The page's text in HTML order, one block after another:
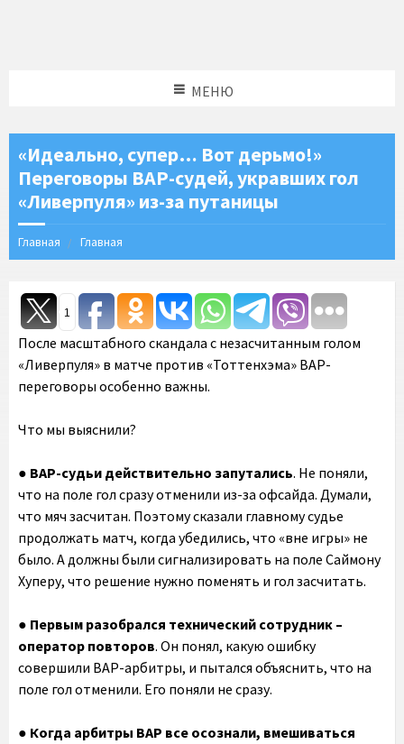
МЕНЮ
«Идеально, супер… Вот дерьмо!»
Переговоры ВАР-судей, укравших гол
«Ливерпуля» из-за путаницы
Главная Главная
1
После масштабного скандала с незасчитанным голом
«Ливерпуля» в матче против «Тоттенхэма» ВАР-
переговоры особенно важны.
Что мы выяснили?
● ВАР-судьи действительно запутались. Не поняли,
что на поле гол сразу отменили из-за офсайда. Думали,
что мяч засчитан. Поэтому сказали главному судье
продолжать матч, когда убедились, что «вне игры» не
было. А должны были сигнализировать на поле Саймону
Хуперу, что решение нужно поменять и гол засчитать.
● Первым разобрался технический сотрудник –
оператор повторов. Он понял, какую ошибку
совершили ВАР-арбитры, и пытался объяснить, что на
поле гол отменили. Его поняли не сразу.
● Когда арбитры ВАР все осознали, вмешиваться